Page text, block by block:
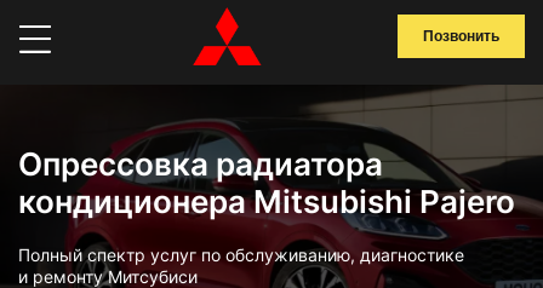
Позвонить
Опрессовка радиатора
кондиционера Mitsubishi Pajero
Полный спектр услуг по обслуживанию, диагностике
и ремонту Митсубиси